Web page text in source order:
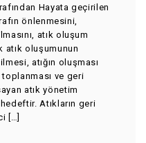
Hayata geçirilen
önlenmesini,
atık oluşum
oluşumunun
atığın oluşması
toplanması ve geri
atık yönetim
Atıkların geri
[…]